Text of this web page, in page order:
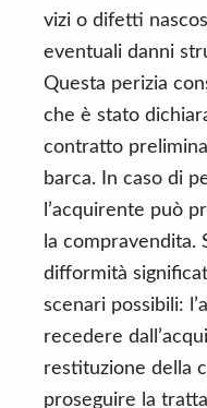
vizi o difetti
eventuali danni
Questa perizia
che è stato
contratto
barca. In caso di
l’acquirente può
la compravendita.
difformità
scenari possibili:
recedere
restituzione della
proseguire la